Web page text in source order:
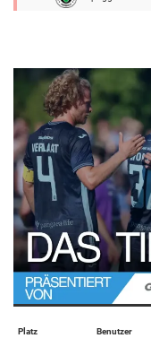
Platz Benutzer